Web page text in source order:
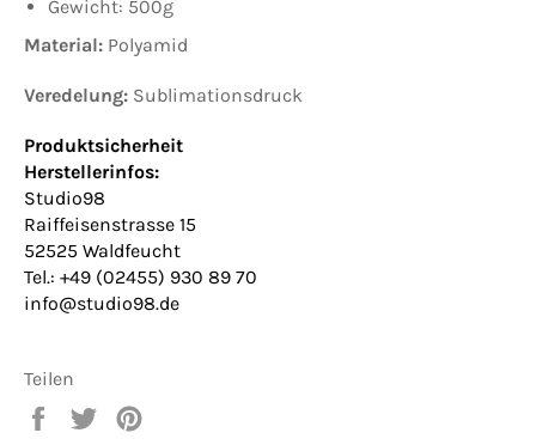
Gewicht: 500g
Material: Polyamid
Veredelung: Sublimationsdruck
Produktsicherheit
Herstellerinfos:
Studio98
Raiffeisenstrasse 15
52525 Waldfeucht
Tel.: +49 (02455) 930 89 70
info@studio98.de
Teilen
Auf
Auf